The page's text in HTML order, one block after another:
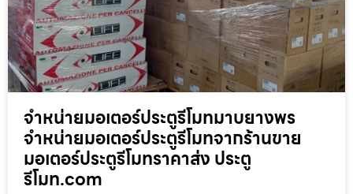
จำหน่ายมอเตอร์ประตูรีโมทมาบยางพร
จำหน่ายมอเตอร์ประตูรีโมทจากร้านขาย
มอเตอร์ประตูรีโมทราคาส่ง ประตู
รีโมท.com